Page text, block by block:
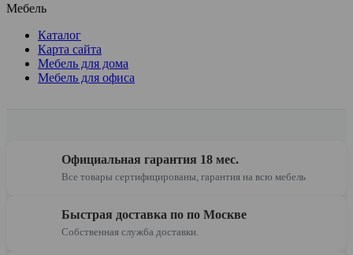
Мебель
Каталог
Карта сайта
Мебель для дома
Мебель для офиса
Официальная гарантия 18 мес.
Все товары сертифицированы, гарантия на всю мебель
Быстрая доставка по по Москве
Собственная служба доставки.